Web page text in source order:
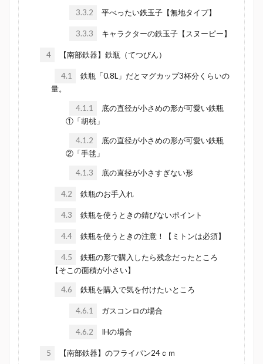
3.3.2 平べったい鉄玉子【無地タイプ】
3.3.3 キャラクターの鉄玉子【スヌーピー】
4 【南部鉄器】鉄瓶（てつびん）
4.1
鉄瓶「0.8L」だとマグカップ3杯分くらいの
量。
4.1.1
底の直径が小さめの形が可愛い鉄瓶
①「胡桃」
4.1.2
底の直径が小さめの形が可愛い鉄瓶
②「手毬」
4.1.3 底の直径が小さすぎない形
4.2 鉄瓶のお手入れ
4.3 鉄瓶を使うときの錆びないポイント
4.4 鉄瓶を使うときの注意！【ミトンは必須】
4.5
鉄瓶の形で購入したら残念だったところ
【そこの面積が小さい】
4.6 鉄瓶を購入で気を付けたいところ
4.6.1 ガスコンロの場合
4.6.2 IHの場合
5 【南部鉄器】のフライパン24ｃｍ